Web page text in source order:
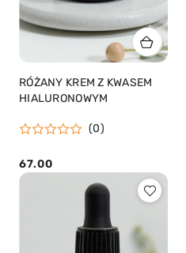
RÓŻANY KREM Z KWASEM
HIALURONOWYM
(0)
Cena:
67.00